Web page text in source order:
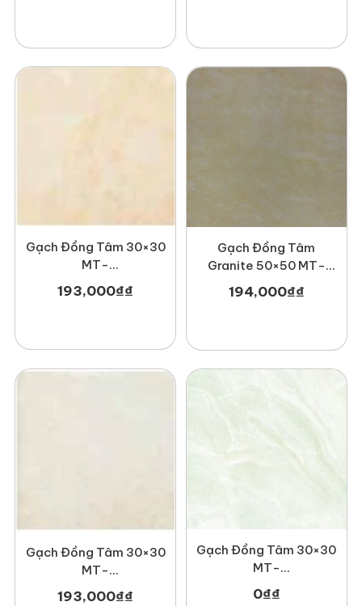
Gạch Đồng Tâm 30×30
MT-
GDT3030Hoabien004
193,000₫₫
Gạch Đồng Tâm
Granite 50×50 MT-
GDT5050London
194,000₫₫
Gạch Đồng Tâm 30×30
MT-
193,000₫₫
Gạch Đồng Tâm 30×30
MT-
GDT3030Lucbao001
0₫₫